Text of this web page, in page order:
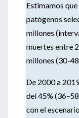
Estimamos
patógenos
millones
muertes entre
millones (30-
De 2000 a
del 45%
con el